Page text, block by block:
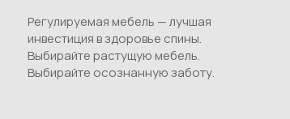
Регулируемая мебель — лучшая
инвестиция в здоровье спины.
Выбирайте растущую мебель.
Выбирайте осознанную заботу.